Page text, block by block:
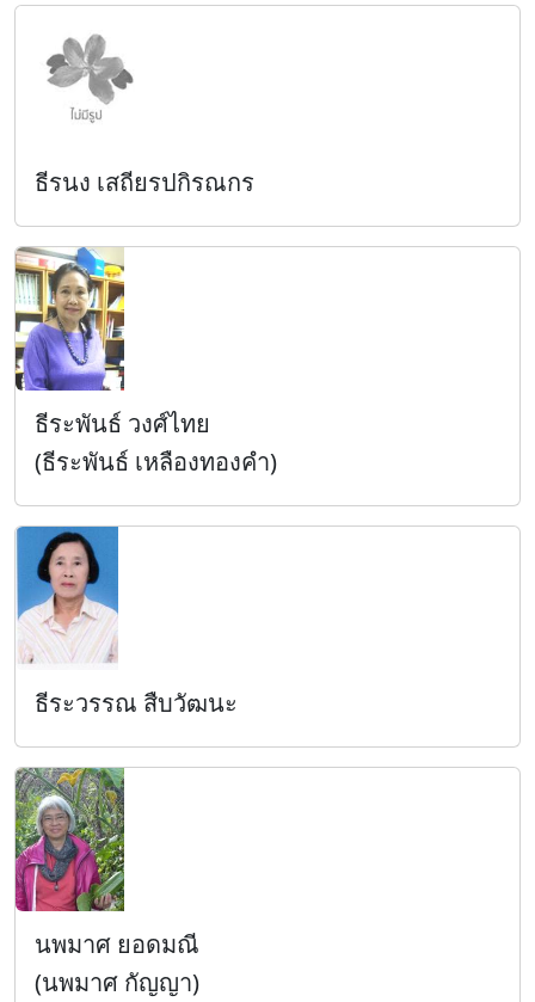
ธีรนง เสถียรปกิรณกร
ธีระพันธ์ วงศ์ไทย
(ธีระพันธ์ เหลืองทองคำ)
ธีระวรรณ สืบวัฒนะ
นพมาศ ยอดมณี
(นพมาศ กัญญา)